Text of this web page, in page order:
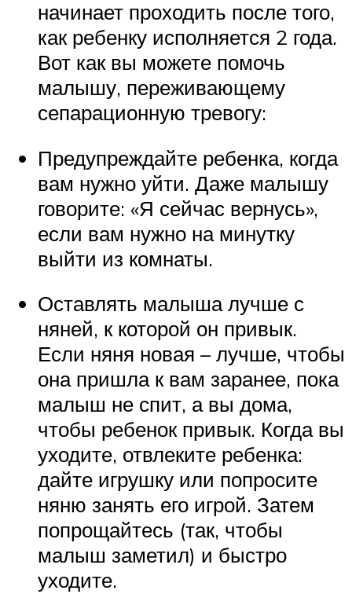
начинает проходить после того,
как ребенку исполняется 2 года.
Вот как вы можете помочь
малышу, переживающему
сепарационную тревогу:
Предупреждайте ребенка, когда
вам нужно уйти. Даже малышу
говорите: «Я сейчас вернусь»,
если вам нужно на минутку
выйти из комнаты.
Оставлять малыша лучше с
няней, к которой он привык.
Если няня новая – лучше, чтобы
она пришла к вам заранее, пока
малыш не спит, а вы дома,
чтобы ребенок привык. Когда вы
уходите, отвлеките ребенка:
дайте игрушку или попросите
няню занять его игрой. Затем
попрощайтесь (так, чтобы
малыш заметил) и быстро
уходите.